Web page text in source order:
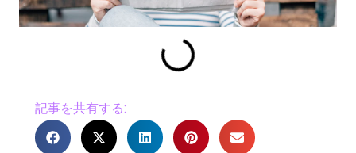
記事を共有する: